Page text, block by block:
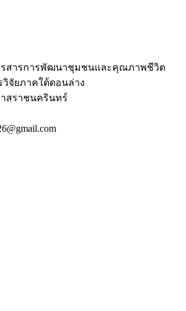
รสารการพัฒนาชุมชนและคุณภาพชีวิต
วิจัยภาคใต้ตอนล่าง
สราชนครินทร์